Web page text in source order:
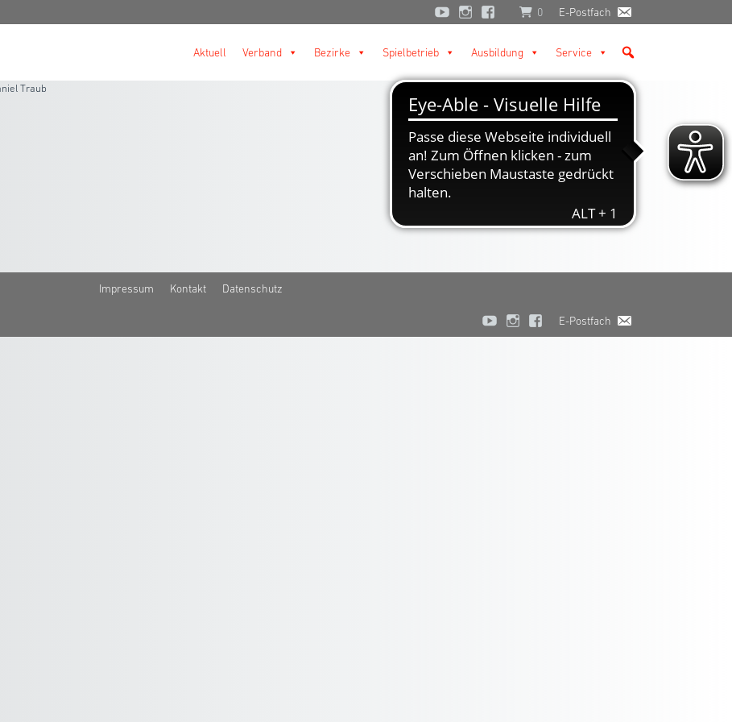
0 E-Postfach
Aktuell Verband Bezirke Spielbetrieb Ausbildung Service
Traub
Impressum Kontakt Datenschutz
E-Postfach